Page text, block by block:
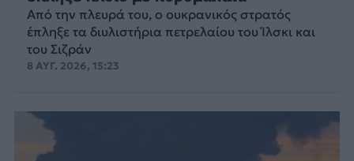
Από την πλευρά του, ο ουκρανικός στρατός
έπληξε τα διυλιστήρια πετρελαίου του Ίλσκι και
του Σιζράν
8 ΑΥΓ. 2026, 15:23